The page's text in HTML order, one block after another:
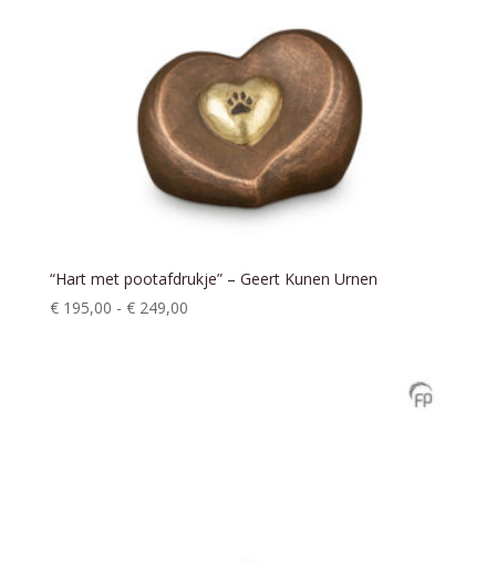
“Hart met pootafdrukje” – Geert Kunen Urnen
€195,00 - €249,00Prijsklasse: